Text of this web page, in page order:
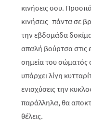
κινήσεις σου.
κινήσεις -πάντα σε
την εβδομάδα
απαλή βούρτσα στις
σημεία του σώματός
υπάρχει λίγη
ενισχύσεις την
παράλληλα, θα
θέλεις.